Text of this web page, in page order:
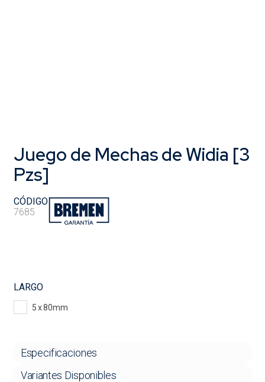
Juego de Mechas de Widia [3
Pzs]
CÓDIGO
7685
LARGO
5 x 80mm
Especificaciones
Variantes Disponibles